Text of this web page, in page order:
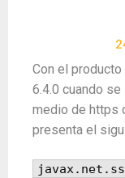
Con el
6.4.0 cuando
medio de https
presenta el